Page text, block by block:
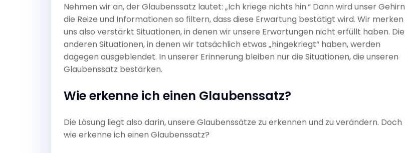
Nehmen wir an, der Glaubenssatz lautet: „Ich kriege nichts hin.“ Dann wird unser Gehirn
die Reize und Informationen so filtern, dass diese Erwartung bestätigt wird. Wir merken
uns also verstärkt Situationen, in denen wir unsere Erwartungen nicht erfüllt haben. Die
anderen Situationen, in denen wir tatsächlich etwas „hingekriegt“ haben, werden
dagegen ausgeblendet. In unserer Erinnerung bleiben nur die Situationen, die unseren
Glaubenssatz bestärken.
Wie erkenne ich einen Glaubenssatz?
Die Lösung liegt also darin, unsere Glaubenssätze zu erkennen und zu verändern. Doch
wie erkenne ich einen Glaubenssatz?